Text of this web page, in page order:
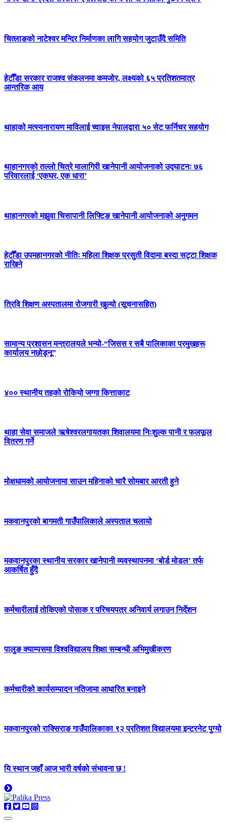
चित्लाङको नाटेश्वर मन्दिर निर्माणका लागि सहयोग जुटाउँदै समिति
हेटौँडा सरकार राजश्व संकलनमा कमजोर, लक्ष्यको ६५ प्रतिशतमात्र
आन्तरिक आय
थाहाको मत्स्यनारायण माविलाई च्वाइस नेपालद्वारा ५० सेट फर्निचर सहयोग
थाहानगरको तल्लो चित्रे मालागिरी खानेपानी आयोजनाको उद्घाटनः ७६
परिवारलाई ‘एकघर, एक धारा’
थाहानगरको मझुवा चिसापानी लिफ्टिङ खानेपानी आयोजनाको अनुगमन
हेटौँडा उपमहानगरको नीतिः महिला शिक्षक प्रसुती विदामा बस्दा सट्टा शिक्षक
राखिने
त्रिवि शिक्षण अस्पतालमा रोजगारी खुल्यो (सूचनासहित)
सामान्य प्रशासन मन्त्रालयले भन्यो-“जिसस र सबै पालिकाका प्रमुखहरू
कार्यालय नछोड्नू”
४०० स्थानीय तहको रोकियो जग्गा कित्ताकाट
थाहा सेवा समाजले ऋषेश्वरलगायतका शिवालयमा निःशुल्क पानी र फलफूल
वितरण गर्ने
मोक्षधामको आयोजनामा साउन महिनाको चारै सोमबार आरती हुने
मकवानपुरको बागमती गाउँपालिकाले अस्पताल चलायो
मकवानपुरका स्थानीय सरकार खानेपानी व्यवस्थापनमा ‘बोर्ड मोडल’ तर्फ
आकर्षित हुँदै
कर्मचारीलाई तोकिएको पोसाक र परिचयपत्र अनिवार्य लगाउन निर्देशन
पालुङ क्याम्पसमा विश्वविद्यालय शिक्षा सम्बन्धी अभिमुखीकरण
कर्मचारीको कार्यसम्पादन नतिजामा आधारित बनाइने
मकवानपुरको राक्सिराङ गाउँपालिकाका ९२ प्रतिशत विद्यालयमा इन्टरनेट पुग्यो
यि स्थान जहाँ आज भारी वर्षको संभावना छ !